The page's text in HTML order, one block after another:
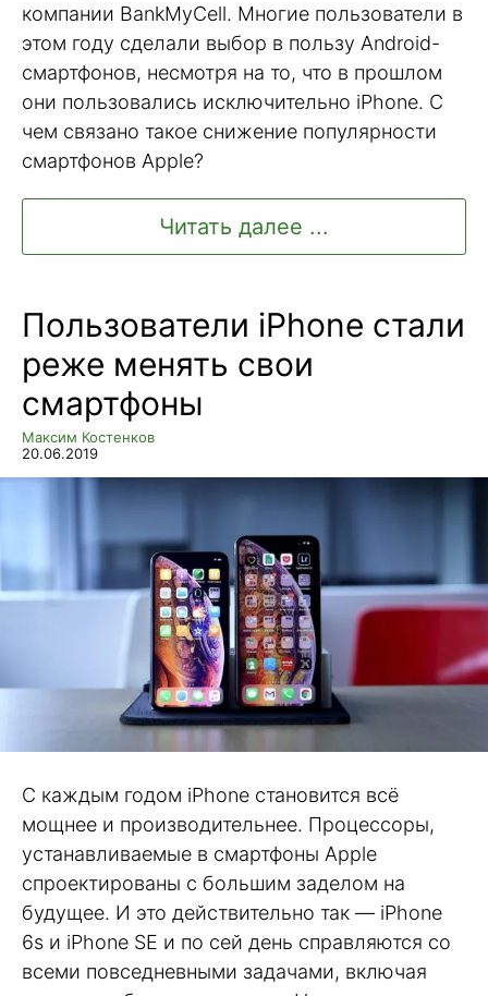
компании BankMyCell. Многие пользователи в
этом году сделали выбор в пользу Android-
смартфонов, несмотря на то, что в прошлом
они пользовались исключительно iPhone. С
чем связано такое снижение популярности
смартфонов Apple?
Читать далее ...
Пользователи iPhone стали
реже менять свои
смартфоны
Максим Костенков
20.06.2019
С каждым годом iPhone становится всё
мощнее и производительнее. Процессоры,
устанавливаемые в смартфоны Apple
спроектированы с большим заделом на
будущее. И это действительно так — iPhone
6s и iPhone SE и по сей день справляются со
всеми повседневными задачами, включая